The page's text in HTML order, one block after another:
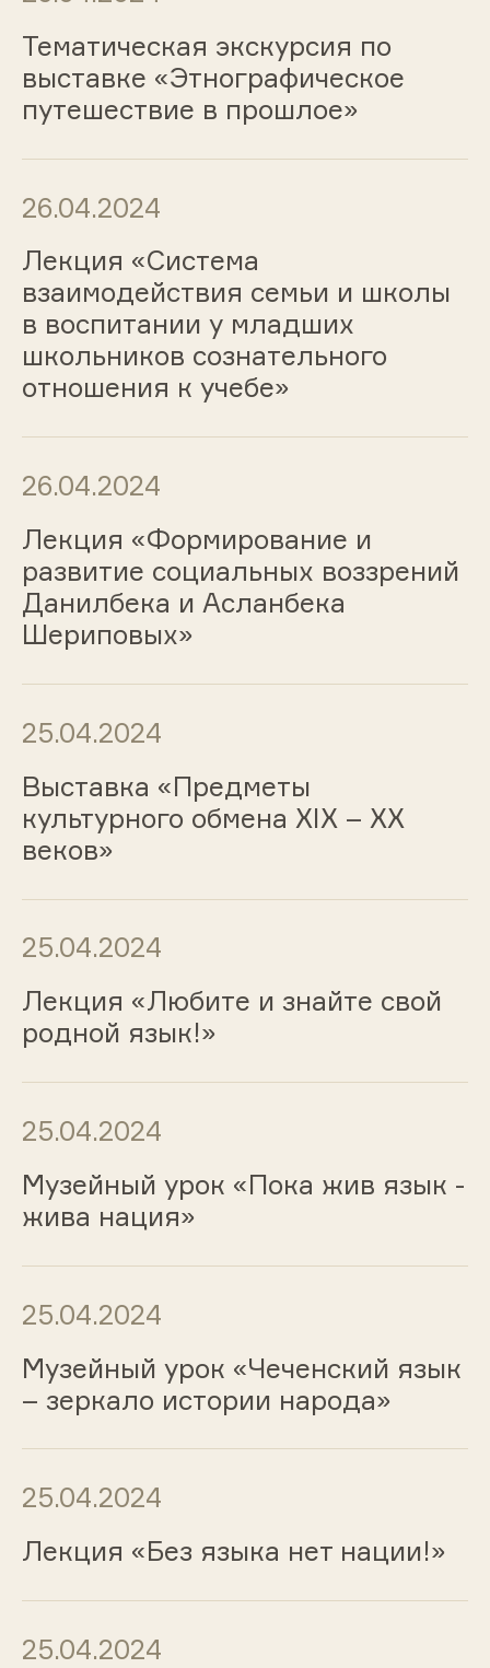
Тематическая экскурсия по
выставке «Этнографическое
путешествие в прошлое»
26.04.2024
Лекция «Система
взаимодействия семьи и школы
в воспитании у младших
школьников сознательного
отношения к учебе»
26.04.2024
Лекция «Формирование и
развитие социальных воззрений
Данилбека и Асланбека
Шериповых»
25.04.2024
Выставка «Предметы
культурного обмена ХIХ – ХХ
веков»
25.04.2024
Лекция «Любите и знайте свой
родной язык!»
25.04.2024
Музейный урок «Пока жив язык -
жива нация»
25.04.2024
Музейный урок «Чеченский язык
– зеркало истории народа»
25.04.2024
Лекция «Без языка нет нации!»
25.04.2024